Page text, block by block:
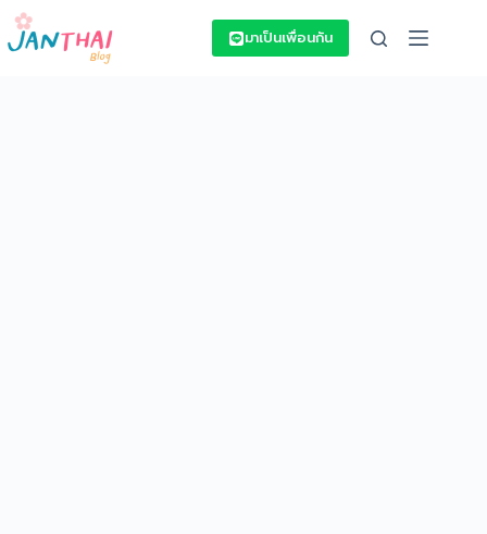
Skip
content
มาเป็นเพื่อนกัน